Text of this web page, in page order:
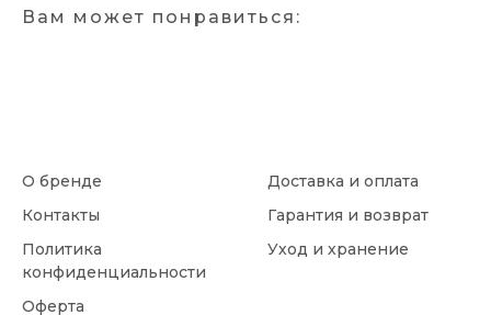
Вам может понравиться:
О бренде
Контакты
Политика
конфиденциальности
Оферта
Доставка и оплата
Гарантия и возврат
Уход и хранение